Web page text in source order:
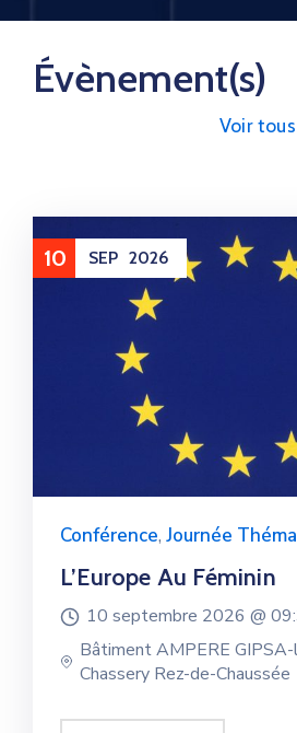
Évènement(s)
Voir
10 SEP 2026
Conférence, Journée
L’Europe Au Féminin
10 septembre 2026 @
Bâtiment AMPERE
Chassery Rez-de-Chaussée